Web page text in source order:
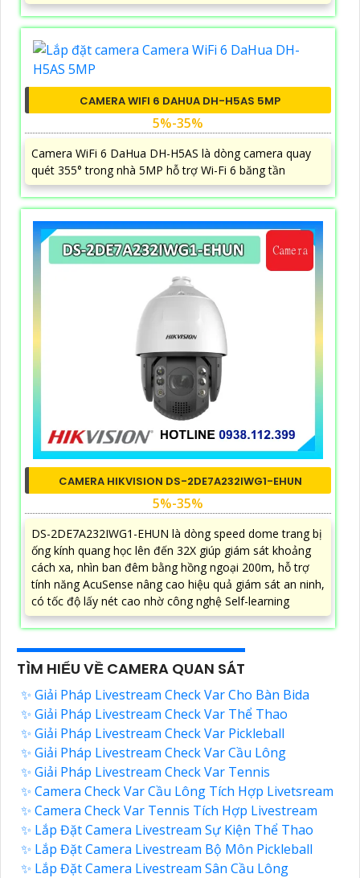
CAMERA WIFI 6 DAHUA DH-H5AS 5MP
5%-35%
Camera WiFi 6 DaHua DH-H5AS là dòng camera quay
quét 355° trong nhà 5MP hỗ trợ Wi-Fi 6 băng tần
CAMERA HIKVISION DS-2DE7A232IWG1-EHUN
5%-35%
DS-2DE7A232IWG1-EHUN là dòng speed dome trang bị
ống kính quang học lên đến 32X giúp giám sát khoảng
cách xa, nhìn ban đêm bằng hồng ngoại 200m, hỗ trợ
tính năng AcuSense nâng cao hiệu quả giám sát an ninh,
có tốc độ lấy nét cao nhờ công nghệ Self-learning
TÌM HIỂU VỀ CAMERA QUAN SÁT
✨ Giải Pháp Livestream Check Var Cho Bàn Bida
✨ Giải Pháp Livestream Check Var Thể Thao
✨ Giải Pháp Livestream Check Var Pickleball
✨ Giải Pháp Livestream Check Var Cầu Lông
✨ Giải Pháp Livestream Check Var Tennis
✨ Camera Check Var Cầu Lông Tích Hợp Livetsream
✨ Camera Check Var Tennis Tích Hợp Livestream
✨ Lắp Đặt Camera Livestream Sự Kiện Thể Thao
✨ Lắp Đặt Camera Livestream Bộ Môn Pickleball
✨ Lắp Đặt Camera Livestream Sân Cầu Lông